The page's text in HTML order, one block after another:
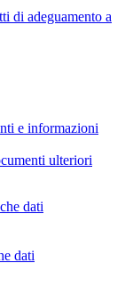
di adeguamento a
e informazioni
ulteriori
dati
dati